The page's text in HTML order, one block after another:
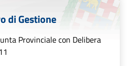
di Gestione
Provinciale con Delibera